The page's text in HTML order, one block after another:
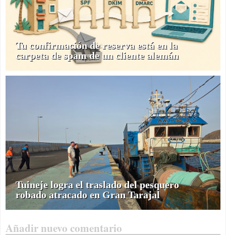
Tu confirmación de reserva está en la
carpeta de spam de un cliente alemán
Tuineje logra el traslado del pesquero
robado atracado en Gran Tarajal
Añadir nuevo comentario